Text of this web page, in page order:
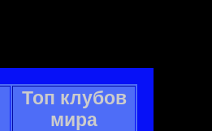
Топ клубов
мира